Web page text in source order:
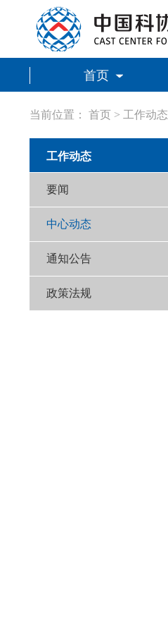
首页
当前位置： 首页 > 工作动态
工作动态
要闻
中心动态
通知公告
政策法规